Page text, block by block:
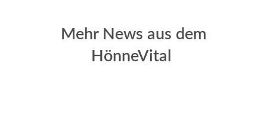
Mehr News aus dem
HönneVital